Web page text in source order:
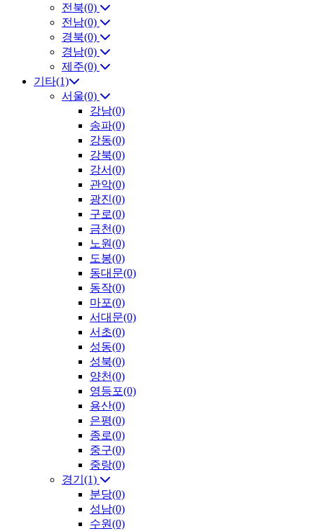
전북(0)
전남(0)
경북(0)
경남(0)
제주(0)
기타(1)
서울(0)
강남(0)
송파(0)
강동(0)
강북(0)
강서(0)
관악(0)
광진(0)
구로(0)
금천(0)
노원(0)
도봉(0)
동대문(0)
동작(0)
마포(0)
서대문(0)
서초(0)
성동(0)
성북(0)
양천(0)
영등포(0)
용산(0)
은평(0)
종로(0)
중구(0)
중랑(0)
경기(1)
분당(0)
성남(0)
수원(0)